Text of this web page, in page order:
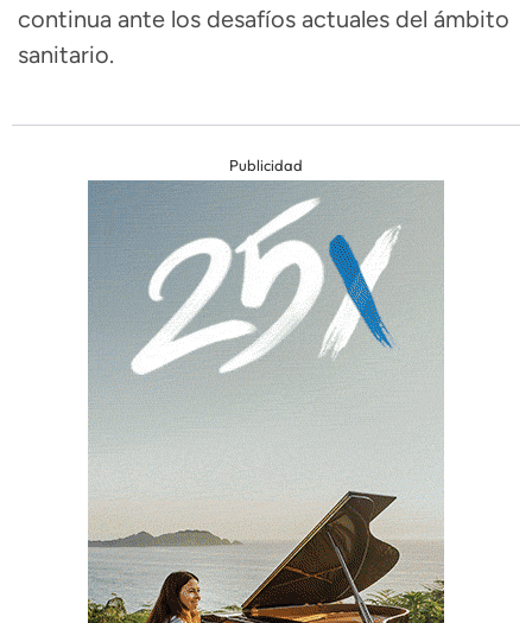
continua ante los desafíos actuales del ámbito
sanitario.
Publicidad